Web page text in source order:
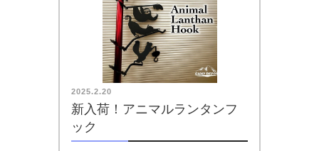
2025.2.20
新入荷！アニマルランタンフ
ック